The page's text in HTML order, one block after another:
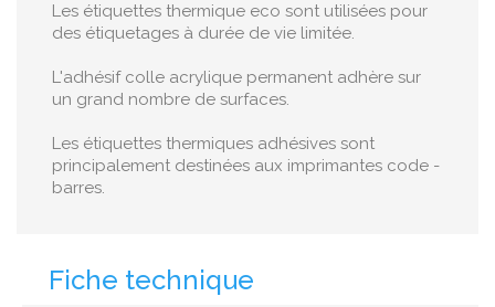
Les étiquettes thermique eco sont utilisées pour
des étiquetages à durée de vie limitée.
L'adhésif colle acrylique permanent adhère sur
un grand nombre de surfaces.
Les étiquettes thermiques adhésives sont
principalement destinées aux imprimantes code -
barres.
Fiche technique